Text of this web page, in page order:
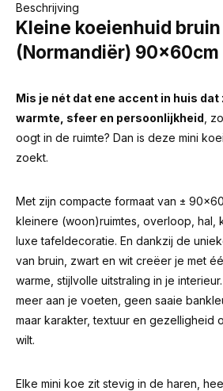
Beschrijving
Kleine koeienhuid
(Normandiër) 90x60cm
Mis je nét dat ene accent in huis
warmte, sfeer en persoonlijkheid ,
oogt in de ruimte? Dan is deze mini
zoekt.
Met zijn compacte formaat van ±
kleinere (woon)ruimtes, overloop, hal,
luxe tafeldecoratie. En dankzij de
van bruin, zwart en wit creëer je met
warme, stijlvolle uitstraling in je
meer aan je voeten, geen saaie
maar karakter, textuur en gezelligheid
wilt.
Elke mini koe zit stevig in de haren,